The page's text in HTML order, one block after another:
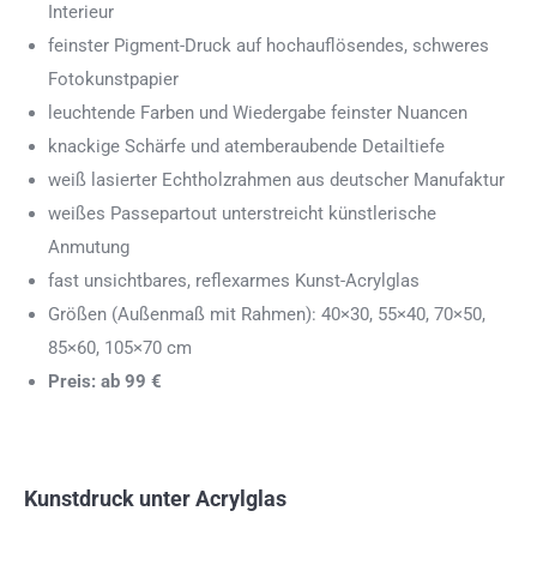
Interieur
feinster Pigment-Druck auf hochauflösendes, schweres
Fotokunstpapier
leuchtende Farben und Wiedergabe feinster Nuancen
knackige Schärfe und atemberaubende Detailtiefe
weiß lasierter Echtholzrahmen aus deutscher Manufaktur
weißes Passepartout unterstreicht künstlerische
Anmutung
fast unsichtbares, reflexarmes Kunst-Acrylglas
Größen (Außenmaß mit Rahmen): 40×30, 55×40, 70×50,
85×60, 105×70 cm
Preis: ab 99 €
Kunstdruck unter Acrylglas